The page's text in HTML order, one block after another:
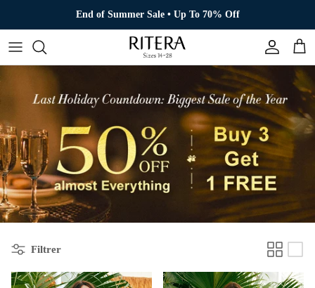
End of Summer Sale • Up To 70% Off
Compte
Filtrer